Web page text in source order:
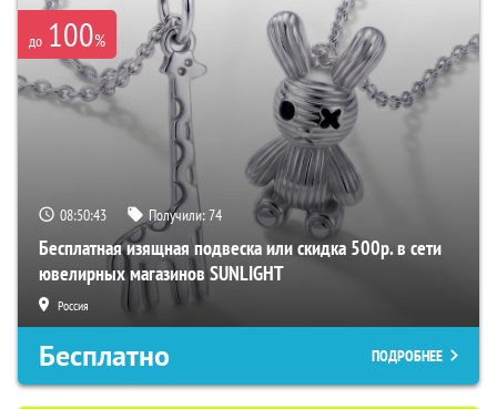
до 100%
08:50:42 Получили:74
Бесплатная изящная подвеска или скидка 500р. в сети
ювелирных магазинов SUNLIGHT
Россия
Бесплатно ПОДРОБНЕЕ